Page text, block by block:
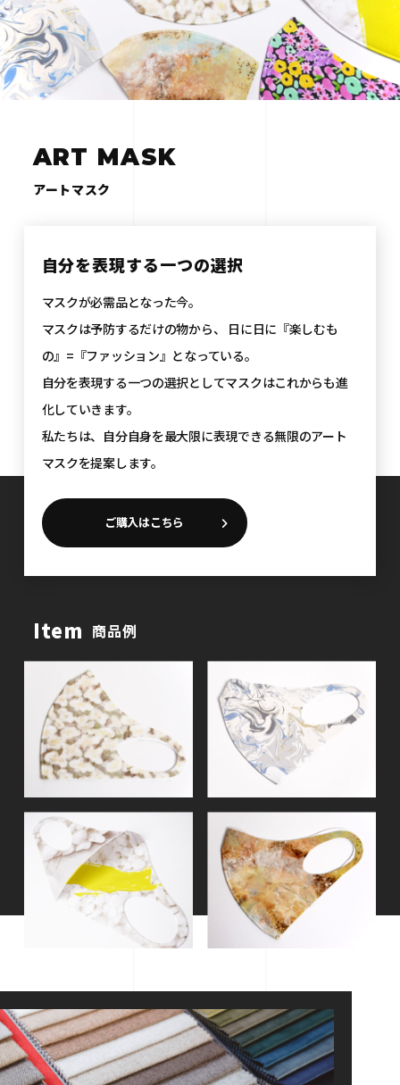
ART MASK
アートマスク
自分を表現する一つの選択
マスクが必需品となった今。
マスクは予防するだけの物から、
日に日に『楽しむも
の』=『ファッション』となっている。
自分を表現する一つの選択としてマスクはこれからも進
化していきます。
私たちは、自分自身を最大限に表現できる無限のアート
マスクを提案します。
ご購入はこちら
Item 商品例